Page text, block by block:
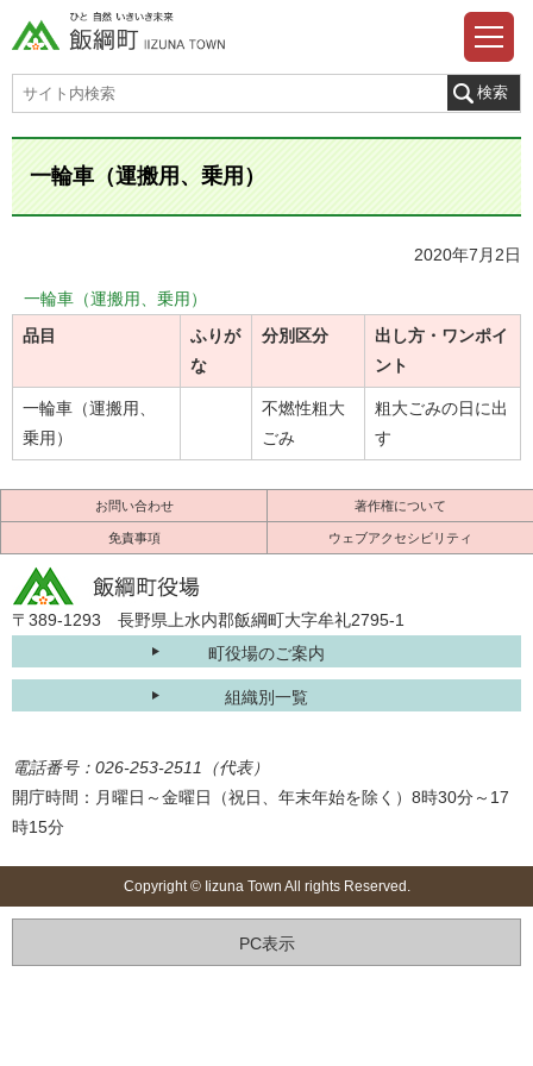
一輪車（運搬用、乗用）
2020年7月2日
一輪車（運搬用、乗用）
品目
ふりが
な
分別区分
出し方・ワンポイ
ント
一輪車（運搬用、
乗用）
不燃性粗大
ごみ
粗大ごみの日に出
す
お問い合わせ 著作権について
免責事項 ウェブアクセシビリティ
〒389-1293 長野県上水内郡飯綱町大字牟礼2795-1
町役場のご案内
組織別一覧
電話番号：026-253-2511（代表）
開庁時間：月曜日～金曜日（祝日、年末年始を除く）8時30分～17
時15分
Copyright © Iizuna Town All rights Reserved.
PC表示